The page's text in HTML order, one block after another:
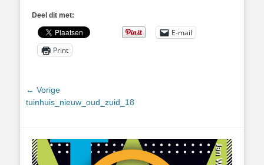
Deel dit met:
E-mail
Print
Bericht
navigatie
← Vorige
Vorig
tuinhuis_nieuw_oud_zuid_18